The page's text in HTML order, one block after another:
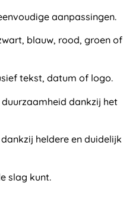
aanpassingen.
blauw, rood, groen of
tekst, datum of logo.
dankzij het
heldere en duidelijk
slag kunt.